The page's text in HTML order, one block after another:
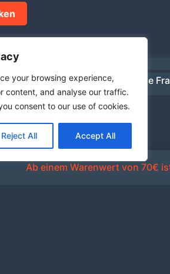
your browsing experience,
content, and analyse our traffic.
consent to our use of cookies.
Reject All Accept All
Ab einem Warenwert von 70€
Datenschutz Häufige